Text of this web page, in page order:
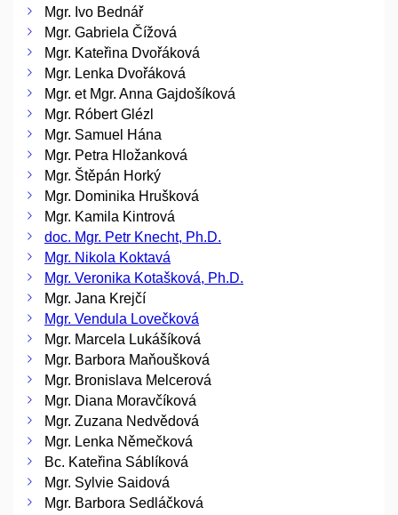
Mgr. Ivo Bednář
Mgr. Gabriela Čížová
Mgr. Kateřina Dvořáková
Mgr. Lenka Dvořáková
Mgr. et Mgr. Anna Gajdošíková
Mgr. Róbert Glézl
Mgr. Samuel Hána
Mgr. Petra Hložanková
Mgr. Štěpán Horký
Mgr. Dominika Hrušková
Mgr. Kamila Kintrová
doc. Mgr. Petr Knecht, Ph.D.
Mgr. Nikola Koktavá
Mgr. Veronika Kotašková, Ph.D.
Mgr. Jana Krejčí
Mgr. Vendula Lovečková
Mgr. Marcela Lukášíková
Mgr. Barbora Maňoušková
Mgr. Bronislava Melcerová
Mgr. Diana Moravčíková
Mgr. Zuzana Nedvědová
Mgr. Lenka Němečková
Bc. Kateřina Sáblíková
Mgr. Sylvie Saidová
Mgr. Barbora Sedláčková